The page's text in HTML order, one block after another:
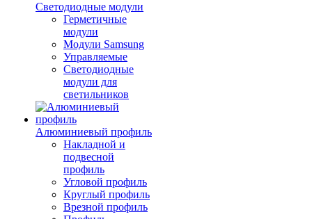
Светодиодные модули
Герметичные
модули
Модули Samsung
Управляемые
Светодиодные
модули для
светильников
Алюминиевый профиль
Накладной и
подвесной
профиль
Угловой профиль
Круглый профиль
Врезной профиль